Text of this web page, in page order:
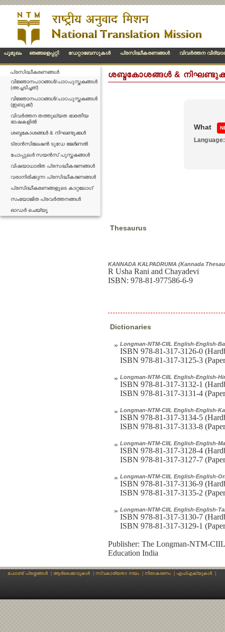
പൂമുഖം ഞങ്ങളെപ്പറ്റി ഡേറ്റാബേസുകള്‍ പ്രസിദ്ധീകരണങ്ങള്‍ വിവര്‍ത്തന
പ്രസിദ്ധീകരണങ്ങള്‍
വിജ്ഞാനപാഠങ്ങൾ/പാഠപുസ്തകങ്ങൾ
(അച്ചടിച്ചത്)
വിജ്ഞാനപാഠങ്ങൾ/പാഠപുസ്തകങ്ങൾ
(ഇബുക്ക്)
വിവർത്തന തത്തുല്യത ഭാരതീയ
ഭാഷകളിൽ
ശബ്ദകോശങ്ങൾ & നിഘണ്ടുക്കൾ
ട്രാൻസിലേഷൻ ടുഡേ ജേർണൽ
പോപ്പുലർ സയൻസ് പുസ്തകങ്ങൾ
വിഷയാധാരിത പ്രസദ്ധീകരണങ്ങൾ
വരാനിരിക്കുന്ന പ്രസിദ്ധീകരണങ്ങൾ
പ്രസിദ്ധീകരണങ്ങളുടെ കാറ്റലോഗ്
സംയോജിത പ്രവർത്തനങ്ങൾ
ഓഡർ ചെയ്യൂ
ശബ്ദകോശങ്ങൾ &
What
Language:
Thesaurus
KANNADA KALPADRUMA (Kannada
R Usha Rani and Chayadevi
ISBN: 978-81-977586-6-9
Dictionaries
» Longman-NTM-CIIL English-English-
ISBN 978-81-317-3126-0
ISBN 978-81-317-3125-3
» Longman-NTM-CIIL English-English-
ISBN 978-81-317-3132-1
ISBN 978-81-317-3131-4
» Longman-NTM-CIIL English-English-
ISBN 978-81-317-3134-5
ISBN 978-81-317-3133-8
» Longman-NTM-CIIL English-English-
ISBN 978-81-317-3128-4
ISBN 978-81-317-3127-7
» Longman-NTM-CIIL English-English-
ISBN 978-81-317-3136-9
ISBN 978-81-317-3135-2
» Longman-NTM-CIIL English-English-
ISBN 978-81-317-3130-7
ISBN 978-81-317-3129-1
Publisher: The Longman-NTM-
Education India
ഫോണ്ട് പ്രശ്നങ്ങള്‍ ആര്‍ക്കൈവുകള്‍ സ്വകാര്യതാ നയം നിരാകരണം എഫ്എക്യുകള്‍